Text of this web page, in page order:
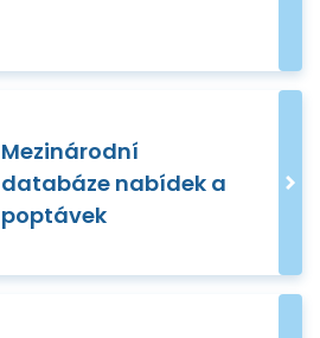
Mezinárodní
databáze nabídek a
poptávek